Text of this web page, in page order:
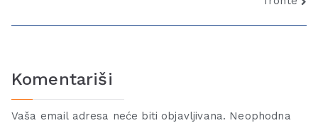
Komentariši
Vaša email adresa neće biti objavljivana. Neophodna